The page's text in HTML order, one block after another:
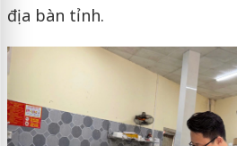
địa bàn tỉnh.